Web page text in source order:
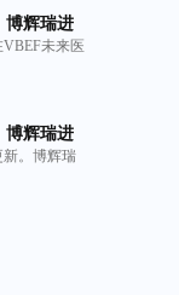
的临床获
博辉瑞进
医疗健康
”
VBEF未来医
博辉瑞进
膜Oral
510(k)
。博辉瑞